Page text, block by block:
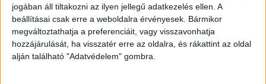
jogában áll tiltakozni az ilyen jellegű adatkezelés ellen. A
beállításai csak erre a weboldalra érvényesek. Bármikor
megváltoztathatja a preferenciáit, vagy visszavonhatja
hozzájárulását, ha visszatér erre az oldalra, és rákattint az oldal
alján található "Adatvédelem" gombra.
Vitézy Dávid állítása szerint azonban ebben az ügyben
egészen más kép rajzolódik ki. Azt írja, hogy az állam az
elmúlt években hatalmas összegeket fizetett ki, miközben
az érdemi nagyberuházások szerinte alig láthatók.